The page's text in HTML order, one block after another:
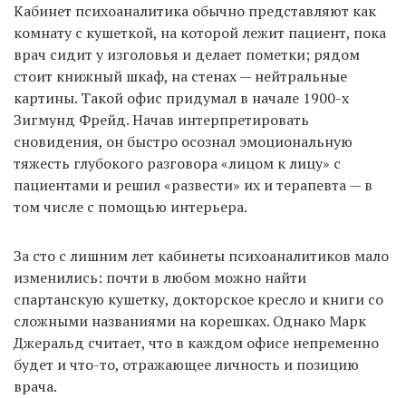
Кабинет психоаналитика обычно представляют как
комнату с кушеткой, на которой лежит пациент, пока
врач сидит у изголовья и делает пометки; рядом
стоит книжный шкаф, на стенах — нейтральные
картины. Такой офис придумал в начале 1900-х
Зигмунд Фрейд. Начав интерпретировать
сновидения, он быстро осознал эмоциональную
тяжесть глубокого разговора «лицом к лицу» с
пациентами и решил «развести» их и терапевта — в
том числе с помощью интерьера.
За сто с лишним лет кабинеты психоаналитиков мало
изменились: почти в любом можно найти
спартанскую кушетку, докторское кресло и книги со
сложными названиями на корешках. Однако Марк
Джеральд считает, что в каждом офисе непременно
будет и что-то, отражающее личность и позицию
врача.